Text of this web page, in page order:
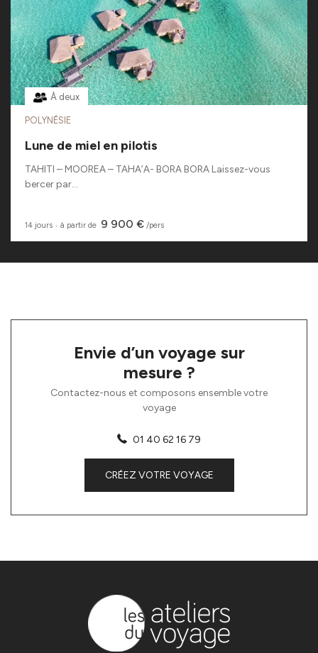
À deux
POLYNÉSIE
Lune de miel en pilotis
TAHITI – MOOREA – TAHA’A- BORA BORA Laissez-vous
bercer par...
14 jours ‧ à partir de 9 900 € /pers
Envie d’un voyage sur
mesure ?
Contactez-nous et composons ensemble votre
voyage
01 40 62 16 79
CRÉEZ VOTRE VOYAGE